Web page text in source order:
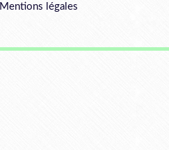
Mentions légales